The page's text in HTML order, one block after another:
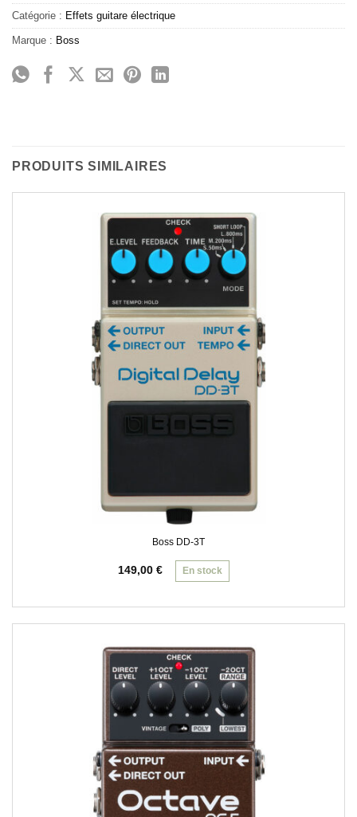
Catégorie : Effets guitare électrique
Marque : Boss
PRODUITS SIMILAIRES
Boss DD-3T
149,00 € En stock